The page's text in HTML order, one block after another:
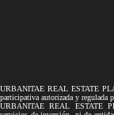
URBANITAE REAL ESTATE
participativa autorizada y regulada
URBANITAE REAL ESTATE